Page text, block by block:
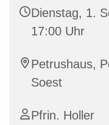
Dienstag, 1.
17:00 Uhr
Petrushaus,
Soest
Pfrin. Holler